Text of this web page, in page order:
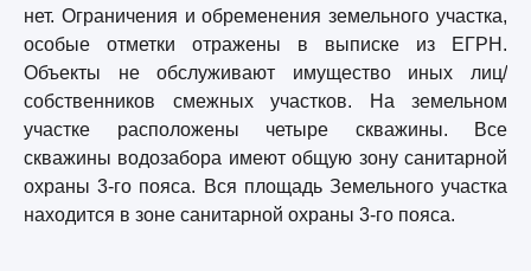
нет. Ограничения и обременения земельного участка,
особые отметки отражены в выписке из ЕГРН.
Объекты не обслуживают имущество иных лиц/
собственников смежных участков. На земельном
участке расположены четыре скважины. Все
скважины водозабора имеют общую зону санитарной
охраны 3-го пояса. Вся площадь Земельного участка
находится в зоне санитарной охраны 3-го пояса.